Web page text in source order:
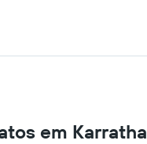
em Karratha